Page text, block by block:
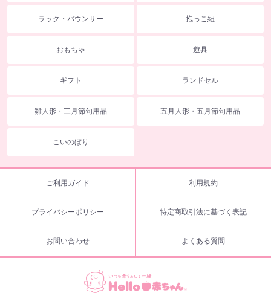
ラック・バウンサー 抱っこ紐
おもちゃ 遊具
ギフト ランドセル
雛人形・三月節句用品 五月人形・五月節句用品
こいのぼり
ご利用ガイド 利用規約
プライバシーポリシー 特定商取引法に基づく表記
お問い合わせ よくある質問